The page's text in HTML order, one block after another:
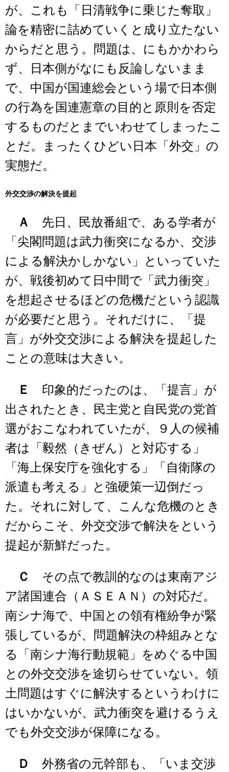
が、これも「日清戦争に乗じた奪取」
論を精密に詰めていくと成り立たない
からだと思う。問題は、にもかかわら
ず、日本側がなにも反論しないまま
で、中国が国連総会という場で日本側
の行為を国連憲章の目的と原則を否定
するものだとまでいわせてしまったこ
とだ。まったくひどい日本「外交」の
実態だ。
外交交渉の解決を提起
Ａ
先日、民放番組で、ある学者が
「尖閣問題は武力衝突になるか、交渉
による解決かしかない」といっていた
が、戦後初めて日中間で「武力衝突」
を想起させるほどの危機だという認識
が必要だと思う。それだけに、「提
言」が外交交渉による解決を提起した
ことの意味は大きい。
Ｅ
印象的だったのは、「提言」が
出されたとき、民主党と自民党の党首
選がおこなわれていたが、９人の候補
者は「毅然（きぜん）と対応する」
「海上保安庁を強化する」「自衛隊の
派遣も考える」と強硬策一辺倒だっ
た。それに対して、こんな危機のとき
だからこそ、外交交渉で解決をという
提起が新鮮だった。
Ｃ
その点で教訓的なのは東南アジ
ア諸国連合（ＡＳＥＡＮ）の対応だ。
南シナ海で、中国との領有権紛争が緊
張しているが、問題解決の枠組みとな
る「南シナ海行動規範」をめぐる中国
との外交交渉を途切らせていない。領
土問題はすぐに解決するというわけに
はいかないが、武力衝突を避けるうえ
でも外交交渉が保障になる。
Ｄ
外務省の元幹部も、「いま交渉